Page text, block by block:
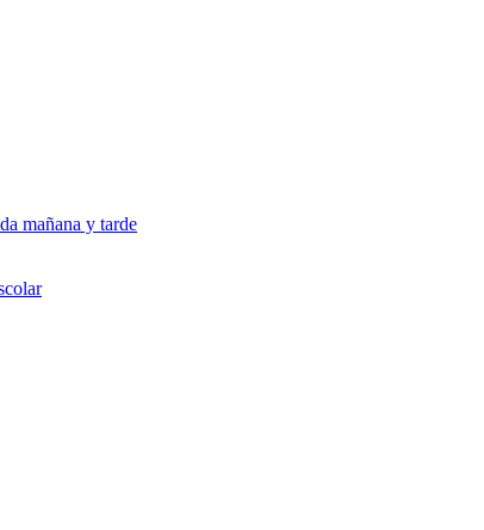
mañana y tarde